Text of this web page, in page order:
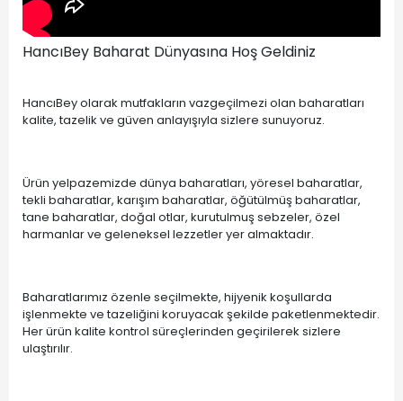
HancıBey Baharat Dünyasına Hoş Geldiniz
HancıBey olarak mutfakların vazgeçilmezi olan baharatları
kalite, tazelik ve güven anlayışıyla sizlere sunuyoruz.
Ürün yelpazemizde dünya baharatları, yöresel baharatlar,
tekli baharatlar, karışım baharatlar, öğütülmüş baharatlar,
tane baharatlar, doğal otlar, kurutulmuş sebzeler, özel
harmanlar ve geleneksel lezzetler yer almaktadır.
Baharatlarımız özenle seçilmekte, hijyenik koşullarda
işlenmekte ve tazeliğini koruyacak şekilde paketlenmektedir.
Her ürün kalite kontrol süreçlerinden geçirilerek sizlere
ulaştırılır.